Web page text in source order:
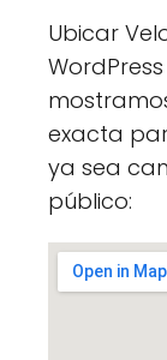
Ubicar
exacta
ya sea
público: